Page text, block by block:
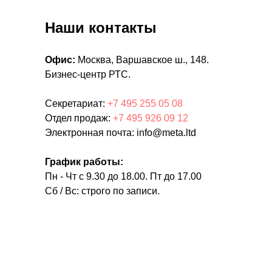
Офис: Москва, Варшавское ш., 148.
Бизнес-центр РТС.
Секретариат: +7 495 255 05 08
Отдел продаж: +7 495 926 09 12
Электронная почта: info@meta.ltd
График работы:
Пн - Чт с 9.30 до 18.00. Пт до 17.00
Сб / Вс: строго по записи.
Наши контакты